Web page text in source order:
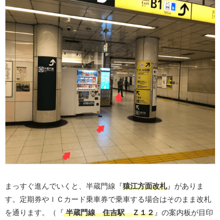
まっすぐ進んでいくと、半蔵門線『猿江方面改札』がありま
す。定期券やＩＣカード乗車券で乗車する場合はそのまま改札
を通ります。（『半蔵門線 住吉駅 Ｚ１２ 』の案内板が目印